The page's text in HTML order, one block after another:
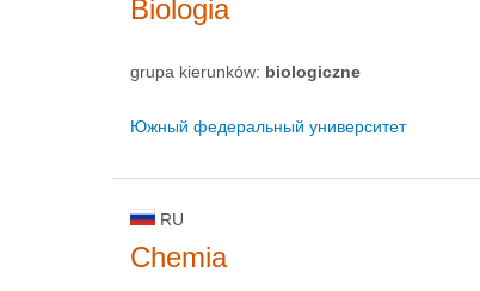
Biologia
grupa kierunków: biologiczne
Южный федеральный университет
RU
Chemia